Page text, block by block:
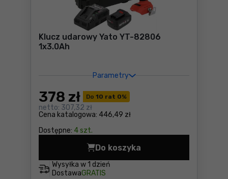
Klucz udarowy Yato YT-82806
1x3.0Ah
Parametry
Do 10 rat 0%
Cena katalogowa: 446,49 zł
378 zł
netto: 307,32 zł
Dostępne: 4 szt.
Wysyłka w 1 dzień
DostawaGRATIS
Do koszyka
Klucz udarowy Yato YT-